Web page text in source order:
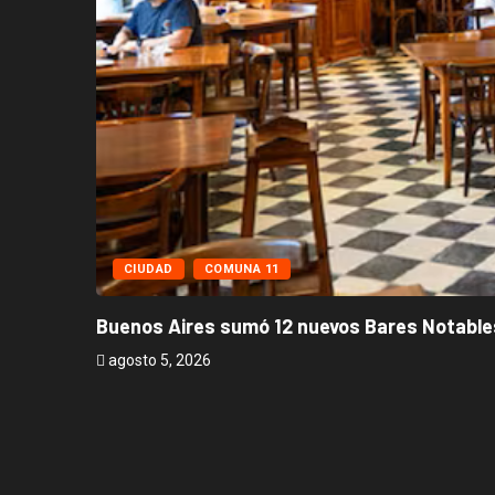
CIUDAD COMUNA 11
Buenos Aires sumó 12 nuevos Bares
agosto 5, 2026